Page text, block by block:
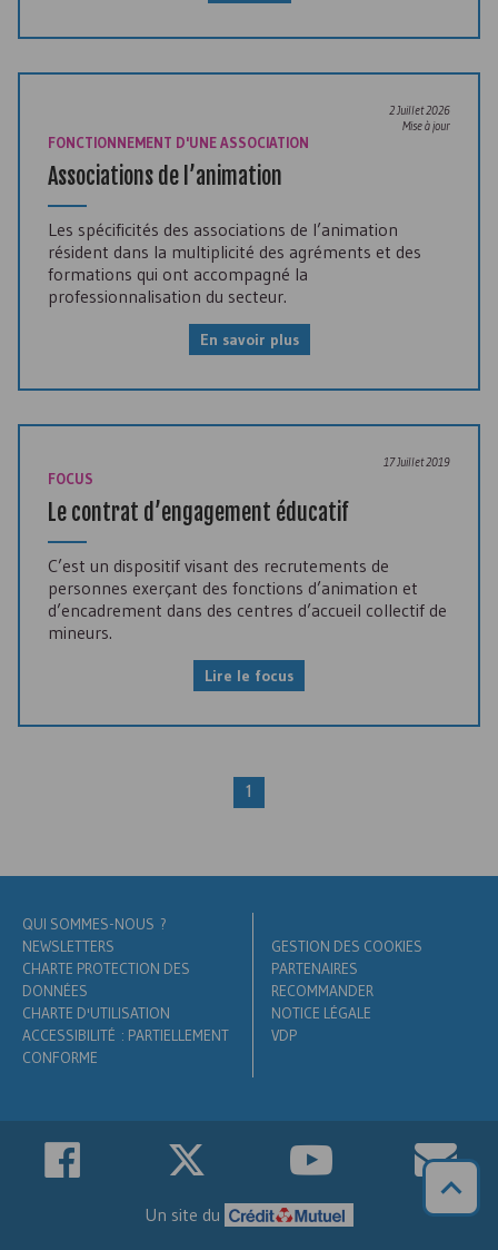
2 Juillet 2026
Mise à jour
FONCTIONNEMENT D'UNE ASSOCIATION
Associations de l’animation
Les spécificités des associations de l’animation
résident dans la multiplicité des agréments et des
formations qui ont accompagné la
professionnalisation du secteur.
En savoir plus
17 Juillet 2019
FOCUS
Le contrat d’engagement éducatif
C’est un dispositif visant des recrutements de
personnes exerçant des fonctions d’animation et
d’encadrement dans des centres d’accueil collectif de
mineurs.
Lire le focus
1
QUI SOMMES-NOUS ?
NEWSLETTERS
CHARTE PROTECTION DES
DONNÉES
CHARTE D'UTILISATION
ACCESSIBILITÉ : PARTIELLEMENT
CONFORME
GESTION DES COOKIES
PARTENAIRES
RECOMMANDER
NOTICE LÉGALE
VDP
Un site du